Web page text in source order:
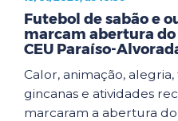
Futebol de sabão e
marcam abertura do
CEU Paraíso-
Calor, animação,
gincanas e atividades
marcaram a abertura